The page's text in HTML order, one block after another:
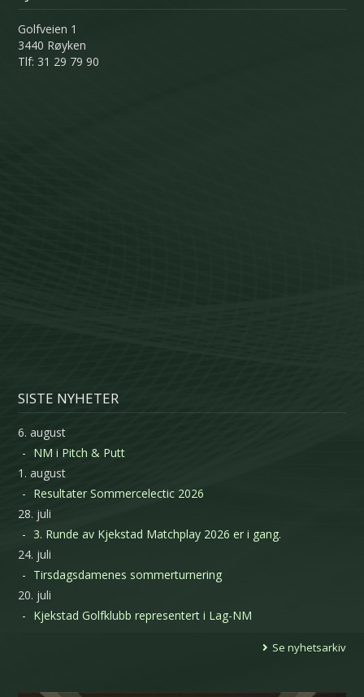
Golfveien 1
3440 Røyken
Tlf: 31 29 79 90
SISTE NYHETER
6. august
NM i Pitch & Putt
1. august
Resultater Sommercelectic 2026
28. juli
3. Runde av Kjekstad Matchplay 2026 er i gang.
24. juli
Tirsdagsdamenes sommerturnering
20. juli
Kjekstad Golfklubb representert i Lag-NM
Se nyhetsarkiv